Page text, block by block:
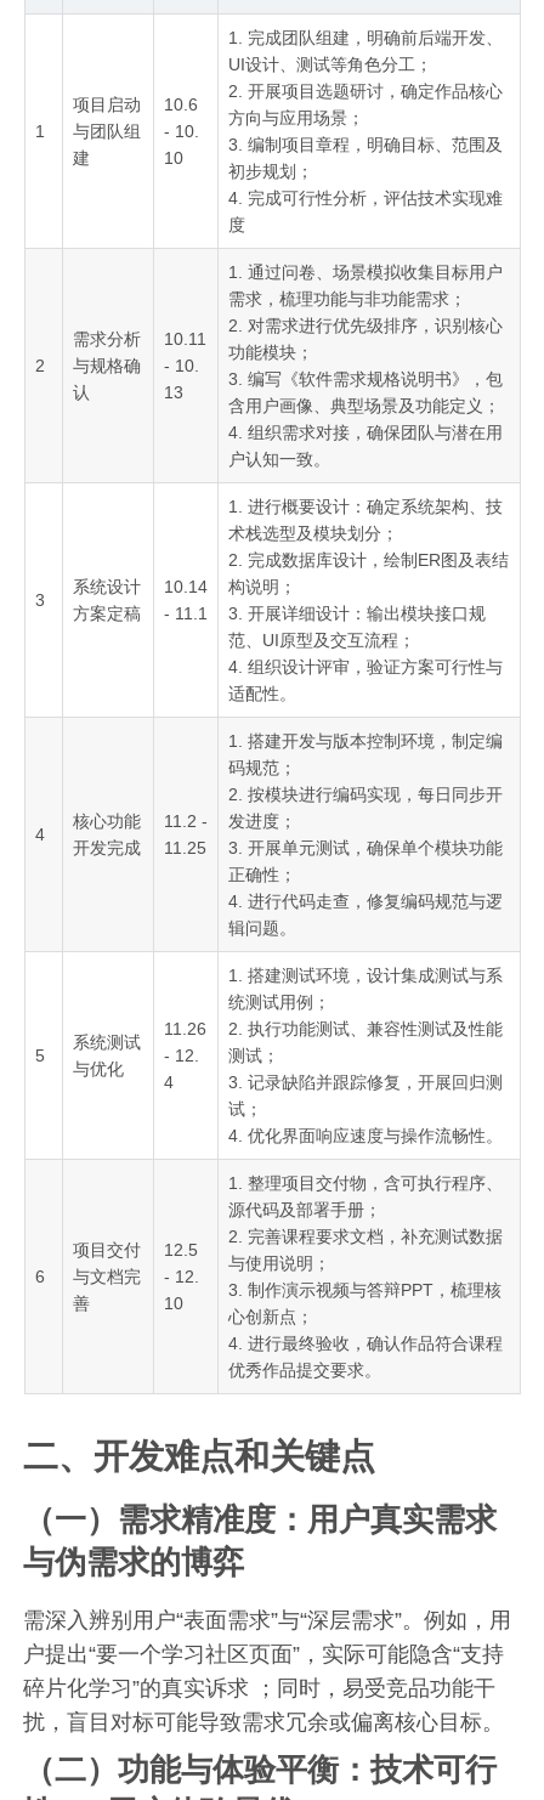
1
项目启动
与团队组
建
10.6
- 10.
10
1. 完成团队组建，明确前后端开发、
UI设计、测试等角色分工；
2. 开展项目选题研讨，确定作品核心
方向与应用场景；
3. 编制项目章程，明确目标、范围及
初步规划；
4. 完成可行性分析，评估技术实现难
度
2
需求分析
与规格确
认
10.11
- 10.
13
1. 通过问卷、场景模拟收集目标用户
需求，梳理功能与非功能需求；
2. 对需求进行优先级排序，识别核心
功能模块；
3. 编写《软件需求规格说明书》，包
含用户画像、典型场景及功能定义；
4. 组织需求对接，确保团队与潜在用
户认知一致。
3
系统设计
方案定稿
10.14
- 11.1
1. 进行概要设计：确定系统架构、技
术栈选型及模块划分；
2. 完成数据库设计，绘制ER图及表结
构说明；
3. 开展详细设计：输出模块接口规
范、UI原型及交互流程；
4. 组织设计评审，验证方案可行性与
适配性。
4
核心功能
开发完成
11.2 -
11.25
1. 搭建开发与版本控制环境，制定编
码规范；
2. 按模块进行编码实现，每日同步开
发进度；
3. 开展单元测试，确保单个模块功能
正确性；
4. 进行代码走查，修复编码规范与逻
辑问题。
5
系统测试
与优化
11.26
- 12.
4
1. 搭建测试环境，设计集成测试与系
统测试用例；
2. 执行功能测试、兼容性测试及性能
测试；
3. 记录缺陷并跟踪修复，开展回归测
试；
4. 优化界面响应速度与操作流畅性。
6
项目交付
与文档完
善
12.5
- 12.
10
1. 整理项目交付物，含可执行程序、
源代码及部署手册；
2. 完善课程要求文档，补充测试数据
与使用说明；
3. 制作演示视频与答辩PPT，梳理核
心创新点；
4. 进行最终验收，确认作品符合课程
优秀作品提交要求。
二、开发难点和关键点
（一）需求精准度：用户真实需求
与伪需求的博弈
需深入辨别用户“表面需求”与“深层需求”。例如，用
户提出“要一个学习社区页面”，实际可能隐含“支持
碎片化学习”的真实诉求 ；同时，易受竞品功能干
扰，盲目对标可能导致需求冗余或偏离核心目标。
（二）功能与体验平衡：技术可行